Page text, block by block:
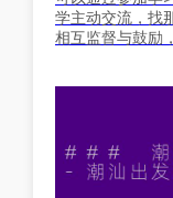
学主动交流，找
相互监督与鼓励